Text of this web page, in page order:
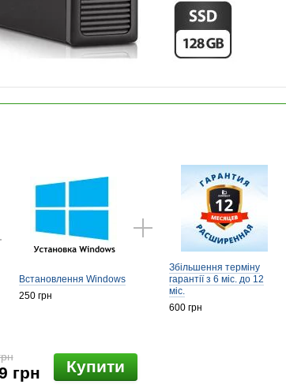
Встановлення Windows
250 грн
Збільшення терміну
гарантії з 6 міс. до 12
міс.
600 грн
грн Купити